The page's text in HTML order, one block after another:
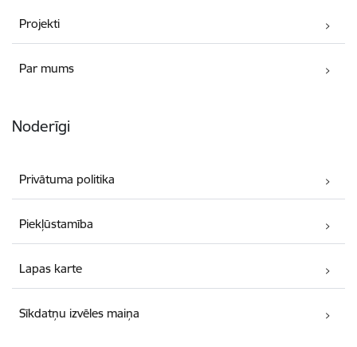
Projekti
Par mums
Noderīgi
Privātuma politika
Piekļūstamība
Lapas karte
Sīkdatņu izvēles maiņa